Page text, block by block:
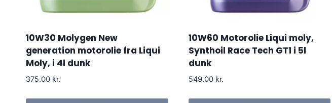
10W30 Molygen New
generation motorolie fra Liqui
Moly, i 4l dunk
375.00 kr.
10W60 Motorolie Liqui moly,
Synthoil Race Tech GT1 i 5l
dunk
549.00 kr.